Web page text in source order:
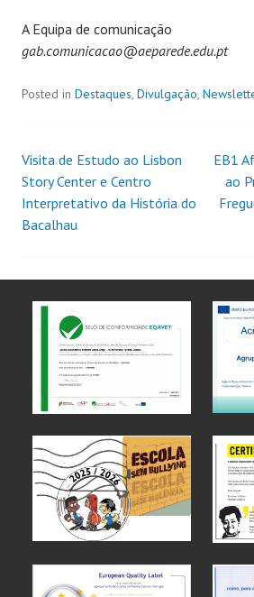
A Equipa de comunicação
gab.comunicacao@aeparede.edu.pt
Posted in Destaques, Divulgação,
Visita de Estudo ao Lisbon
Story Center e Centro
Interpretativo da História do
Bacalhau
EB1
ao